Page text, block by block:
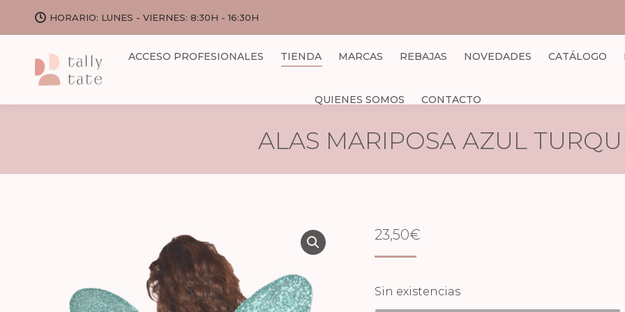
HORARIO: LUNES - VIERNES: 8:30H - 16:30H
ACCESO PROFESIONALES TIENDA MARCAS REBAJAS NOVEDADES CATÁLOGO
QUIENES SOMOS CONTACTO
ALAS MARIPOSA AZUL
23,50€
Sin existencias